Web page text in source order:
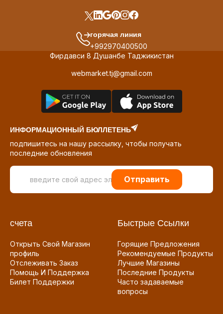
горячая линия
+992970400500
Фирдавси 8 Душанбе Таджикистан
webmarket.tj@gmail.com
ИНФОРМАЦИОННЫЙ БЮЛЛЕТЕНЬ
подпишитесь на нашу рассылку, чтобы получать
последние обновления
Отправить
счета
Открыть Свой Магазин
профиль
Отслеживать Заказ
Помощь И Поддержка
Билет Поддержки
Быстрые Ссылки
Горящие Предложения
Рекомендуемые Продукты
Лучшие Магазины
Последние Продукты
Часто задаваемые
вопросы